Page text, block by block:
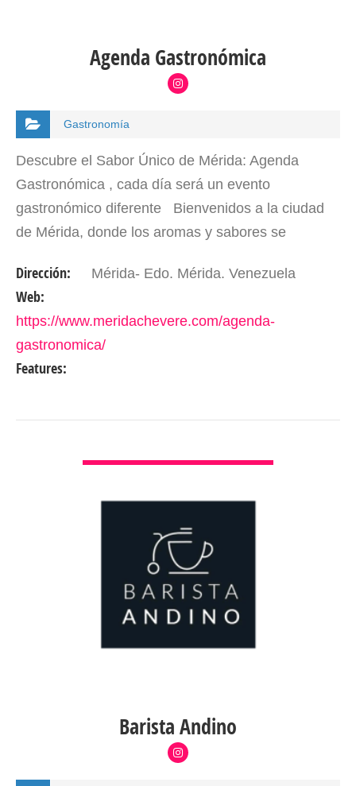
Agenda Gastronómica
Gastronomía
Descubre el Sabor Único de Mérida: Agenda
Gastronómica , cada día será un evento
gastronómico diferente Bienvenidos a la ciudad
de Mérida, donde los aromas y sabores se
gastronómica única. En esta tierra…
Dirección: Mérida- Edo. Mérida. Venezuela
Web:
https://www.meridachevere.com/agenda-
gastronomica/
Features:
Barista Andino